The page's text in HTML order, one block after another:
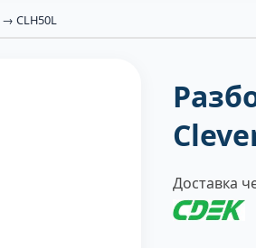
→ CLH50L
Доставка